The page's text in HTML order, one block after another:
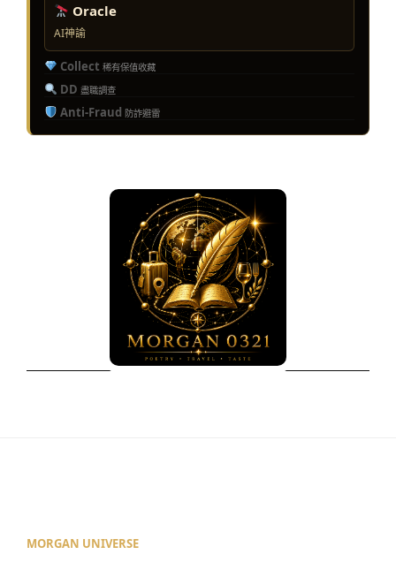
Oracle
AI神諭
Collect 稀有保值收藏
DD 盡職調查
Anti-Fraud 防詐避雷
MORGAN UNIVERSE